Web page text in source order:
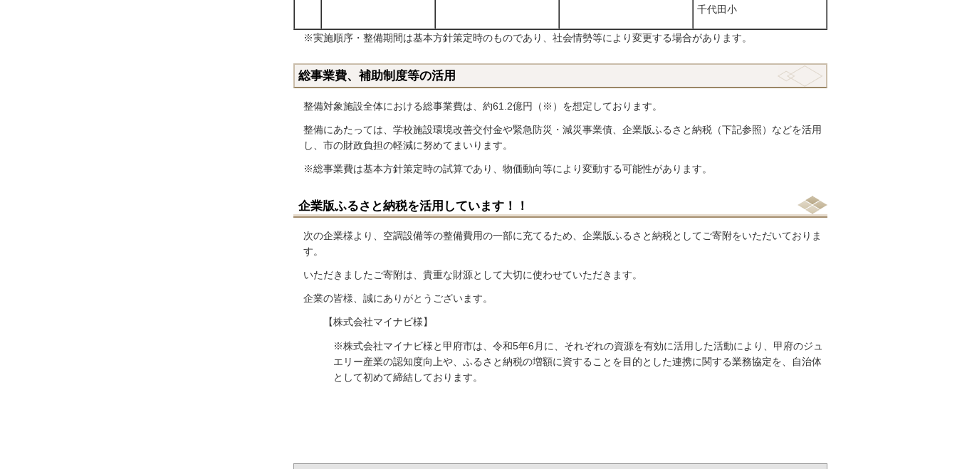
千代田小
※実施順序・整備期間は基本方針策定時のものであり、社会情勢等により変更する場合があります。
総事業費、補助制度等の活用
整備対象施設全体における総事業費は、約61.2億円（※）を想定しております。
整備にあたっては、学校施設環境改善交付金や緊急防災・減災事業債、企業版ふるさと納税（下記参照）などを活用
し、市の財政負担の軽減に努めてまいります。
※総事業費は基本方針策定時の試算であり、物価動向等により変動する可能性があります。
企業版ふるさと納税を活用しています！！
次の企業様より、空調設備等の整備費用の一部に充てるため、企業版ふるさと納税としてご寄附をいただいておりま
す。
いただきましたご寄附は、貴重な財源として大切に使わせていただきます。
企業の皆様、誠にありがとうございます。
【株式会社マイナビ様】
※株式会社マイナビ様と甲府市は、令和5年6月に、それぞれの資源を有効に活用した活動により、甲府のジュ
エリー産業の認知度向上や、ふるさと納税の増額に資することを目的とした連携に関する業務協定を、自治体
として初めて締結しております。